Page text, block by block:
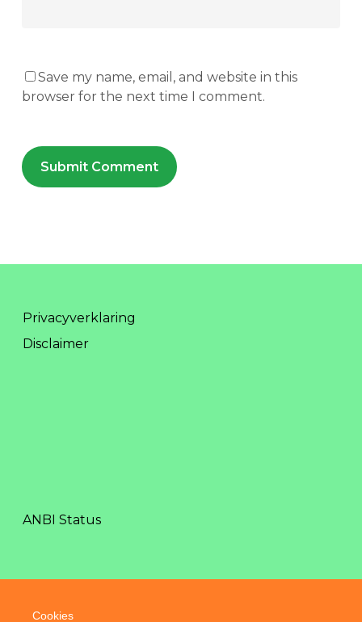
Save my name, email, and website in this
browser for the next time I comment.
Privacyverklaring
Disclaimer
ANBI Status
Cookies